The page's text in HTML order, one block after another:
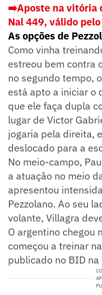
➡️Aposte na vitória
Nal 449, válido
As opções de
Como vinha
estreou bem contra
no segundo tempo,
está apto a iniciar o
que ele faça dupla
lugar de Victor
jogaria pela direita,
deslocado para a
No meio-campo,
a atuação no meio
apresentou
Pezzolano. Ao seu
volante, Villagra
O argentino chegou
começou a treinar
publicado no BID na